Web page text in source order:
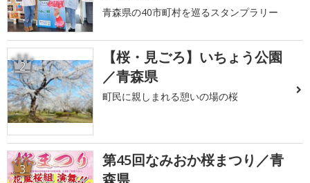
青森県の40市町村を巡るスタンプラリー
2
【桜・見ごろ】いちょう公園
／青森県
町民に親しまれる憩いの場の桜
3
第45回なみおか桜まつり／青